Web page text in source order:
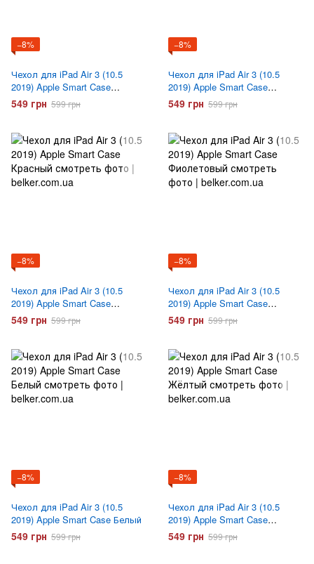
−8%
Чехол для iPad Air 3 (10.5
2019) Apple Smart Case
Розовый
549 грн 599 грн
−8%
Чехол для iPad Air 3 (10.5
2019) Apple Smart Case
Малиновый
549 грн 599 грн
−8%
Чехол для iPad Air 3 (10.5
2019) Apple Smart Case
Красный
549 грн 599 грн
−8%
Чехол для iPad Air 3 (10.5
2019) Apple Smart Case
Фиолетовый
549 грн 599 грн
−8%
Чехол для iPad Air 3 (10.5
2019) Apple Smart Case Белый
549 грн 599 грн
−8%
Чехол для iPad Air 3 (10.5
2019) Apple Smart Case
Желтый
549 грн 599 грн